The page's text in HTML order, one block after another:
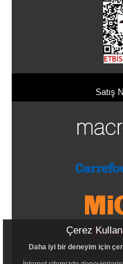
Satış
Çerez
Daha iyi bir deneyim için